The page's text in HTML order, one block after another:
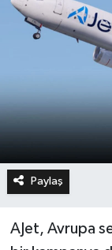
Paylaş
AJet, Avrupa